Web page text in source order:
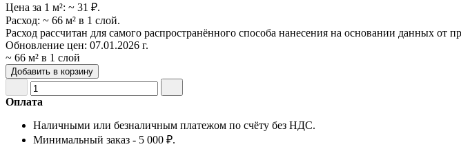
Цена за 1 м²: ~ 31 ₽.
Расход: ~ 66 м² в 1 слой.
Расход рассчитан для самого распространённого способа нанесения на основании данных
Обновление цен: 07.01.2026 г.
~ 66 м² в 1 слой
Добавить в корзину
Оплата
Наличными или безналичным платежом по счёту без НДС.
Минимальный заказ - 5 000 ₽.